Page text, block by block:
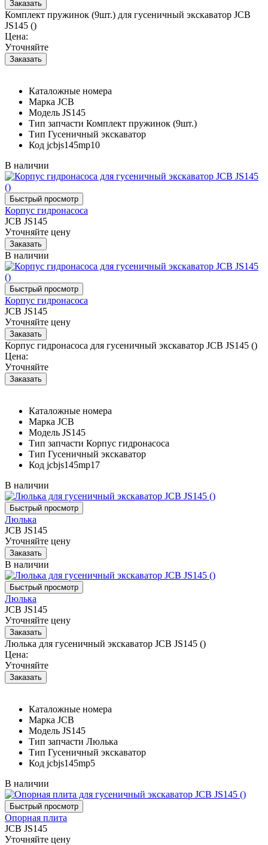
Комплект пружинок (9шт.) для гусеничный экскаватор JCB
JS145 ()
Цена:
Уточняйте
Каталожные номера
Марка JCB
Модель JS145
Тип запчасти Комплект пружинок (9шт.)
Тип Гусеничный экскаватор
Код jcbjs145mp10
В наличии
Корпус гидронасоса
JCB JS145
Уточняйте цену
В наличии
Корпус гидронасоса
JCB JS145
Уточняйте цену
Корпус гидронасоса для гусеничный экскаватор JCB JS145 ()
Цена:
Уточняйте
Каталожные номера
Марка JCB
Модель JS145
Тип запчасти Корпус гидронасоса
Тип Гусеничный экскаватор
Код jcbjs145mp17
В наличии
Люлька
JCB JS145
Уточняйте цену
В наличии
Люлька
JCB JS145
Уточняйте цену
Люлька для гусеничный экскаватор JCB JS145 ()
Цена:
Уточняйте
Каталожные номера
Марка JCB
Модель JS145
Тип запчасти Люлька
Тип Гусеничный экскаватор
Код jcbjs145mp5
В наличии
Опорная плита
JCB JS145
Уточняйте цену